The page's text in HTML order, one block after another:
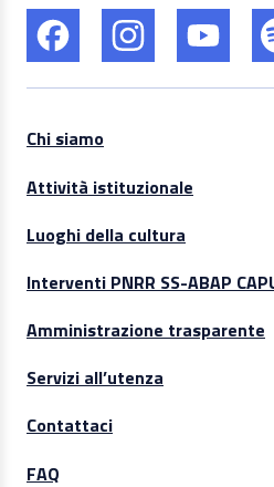
Chi siamo
Attività istituzionale
Luoghi della cultura
Interventi PNRR SS-ABAP
Amministrazione trasparente
Servizi all’utenza
Contattaci
FAQ